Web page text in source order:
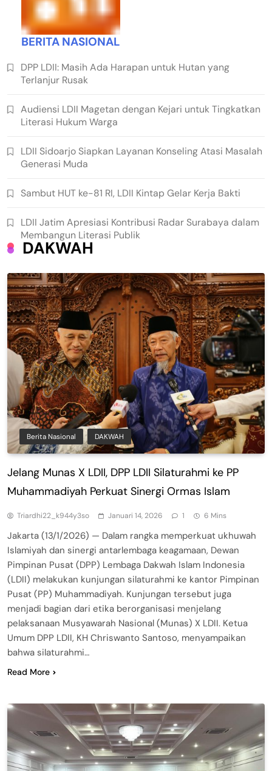
DAKWAH
Berita Nasional DAKWAH
Jelang Munas X LDII, DPP LDII Silaturahmi ke PP
Muhammadiyah Perkuat Sinergi Ormas Islam
Triardhi22_k944y3so Januari 14, 2026 1 6 Mins
Jakarta (13/1/2026) — Dalam rangka memperkuat ukhuwah
Islamiyah dan sinergi antarlembaga keagamaan, Dewan
Pimpinan Pusat (DPP) Lembaga Dakwah Islam Indonesia
(LDII) melakukan kunjungan silaturahmi ke kantor Pimpinan
Pusat (PP) Muhammadiyah. Kunjungan tersebut juga
menjadi bagian dari etika berorganisasi menjelang
pelaksanaan Musyawarah Nasional (Munas) X LDII. Ketua
Umum DPP LDII, KH Chriswanto Santoso, menyampaikan
bahwa silaturahmi…
Read More
BERITA NASIONAL
DPP LDII: Masih Ada Harapan untuk Hutan yang
Terlanjur Rusak
Audiensi LDII Magetan dengan Kejari untuk Tingkatkan
Literasi Hukum Warga
LDII Sidoarjo Siapkan Layanan Konseling Atasi Masalah
Generasi Muda
Sambut HUT ke-81 RI, LDII Kintap Gelar Kerja Bakti
LDII Jatim Apresiasi Kontribusi Radar Surabaya dalam
Membangun Literasi Publik